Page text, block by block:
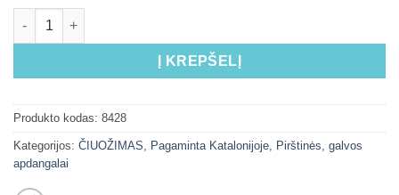
Į KREPŠELĮ
Produkto kodas: 8428
Kategorijos: ČIUOŽIMAS Pagaminta Katalonijoje Pirštinės, galvos
apdangalai